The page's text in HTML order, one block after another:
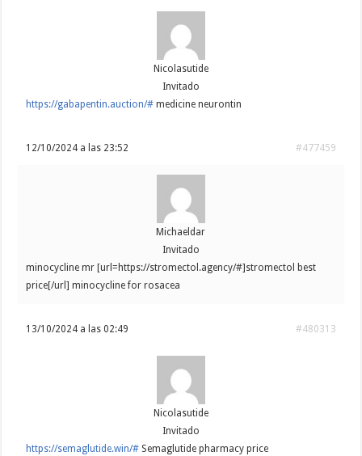
Nicolasutide
Invitado
https://gabapentin.auction/# medicine neurontin
12/10/2024 a las 23:52 #477459
Michaeldar
Invitado
minocycline mr [url=https://stromectol.agency/#]stromectol best
price[/url] minocycline for rosacea
13/10/2024 a las 02:49 #480313
Nicolasutide
Invitado
https://semaglutide.win/# Semaglutide pharmacy price